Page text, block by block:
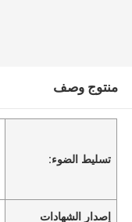
منتوج وصف
تسليط الضوء:
إصدار الشهادات